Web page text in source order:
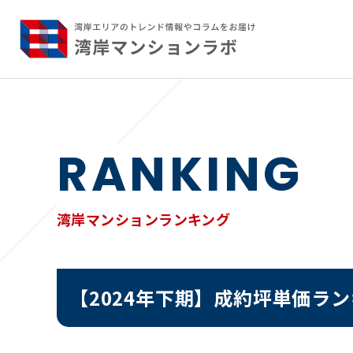
RANKING
湾岸マンションランキング
【2024年下期】成約坪単価ラ